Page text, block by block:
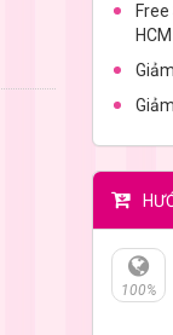
100%